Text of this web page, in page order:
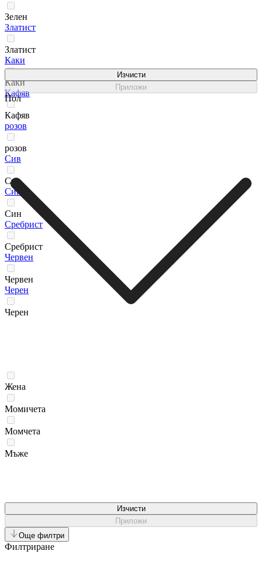
Зелен
Златист
Златист
Каки
Каки
Кафяв
Кафяв
розов
розов
Сив
Сив
Син
Син
Сребрист
Сребрист
Червен
Червен
Черен
Черен
Изчисти
Приложи
Пол
Жена
Момичета
Момчета
Мъже
Изчисти
Приложи
Още филтри
Филтриране